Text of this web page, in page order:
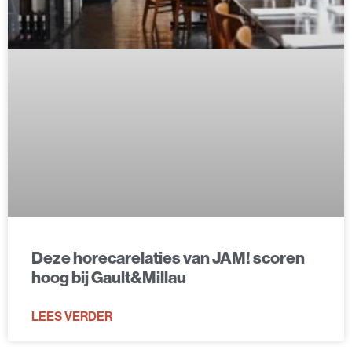
Deze horecarelaties van JAM! scoren
hoog bij Gault&Millau
LEES VERDER